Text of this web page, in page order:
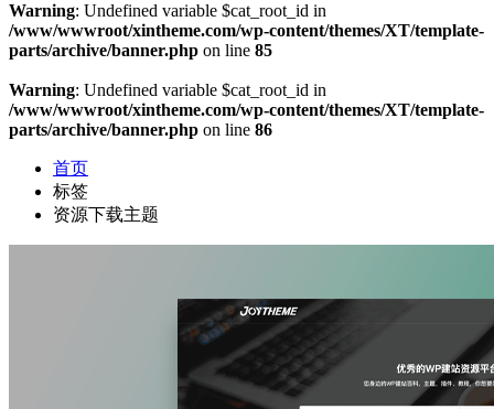
Warning: Undefined variable $cat_root_id in
/www/wwwroot/xintheme.com/wp-content/themes/XT/template-
parts/archive/banner.php on line 85
Warning: Undefined variable $cat_root_id in
/www/wwwroot/xintheme.com/wp-content/themes/XT/template-
parts/archive/banner.php on line 86
首页
标签
资源下载主题